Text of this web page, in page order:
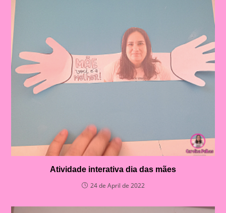
Atividade interativa dia das mães
24 de April de 2022